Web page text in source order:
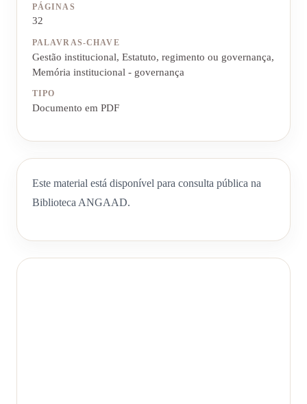
Este material está disponível para consulta pública na
Biblioteca ANGAAD.
PÁGINAS
32
PALAVRAS-CHAVE
Gestão institucional, Estatuto, regimento ou governança,
Memória institucional - governança
TIPO
Documento em PDF